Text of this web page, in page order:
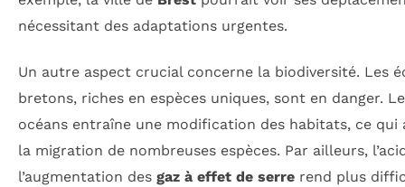
nécessitant des adaptations urgentes.
Un autre aspect crucial concerne la biodiversité. Les
bretons, riches en espèces uniques, sont en danger.
océans entraîne une modification des habitats, ce
la migration de nombreuses espèces. Par ailleurs,
l’augmentation des gaz à effet de serre rend plus